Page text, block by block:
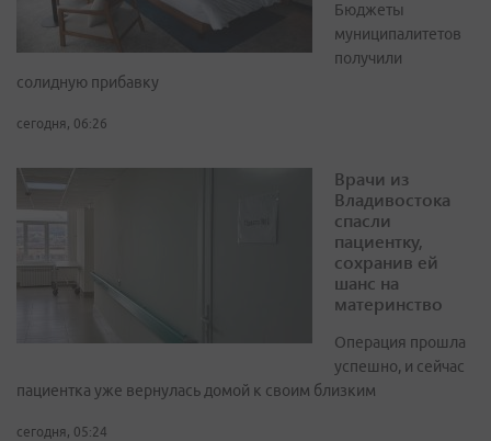
Бюджеты
муниципалитетов
получили
солидную прибавку
сегодня, 06:26
Врачи из
Владивостока
спасли
пациентку,
сохранив ей
шанс на
материнство
Операция прошла
успешно, и сейчас
пациентка уже вернулась домой к своим близким
сегодня, 05:24